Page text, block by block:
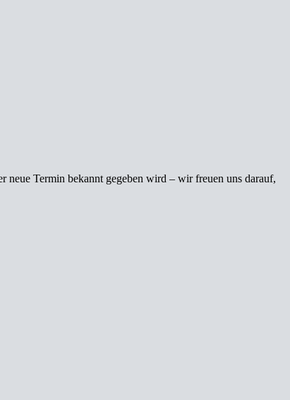
neue Termin bekannt gegeben wird – wir freuen uns darauf,